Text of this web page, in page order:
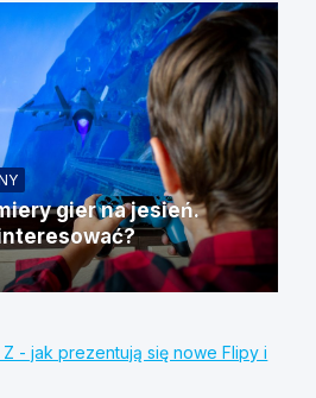
gier na jesień.
- jak prezentują się nowe Flipy i